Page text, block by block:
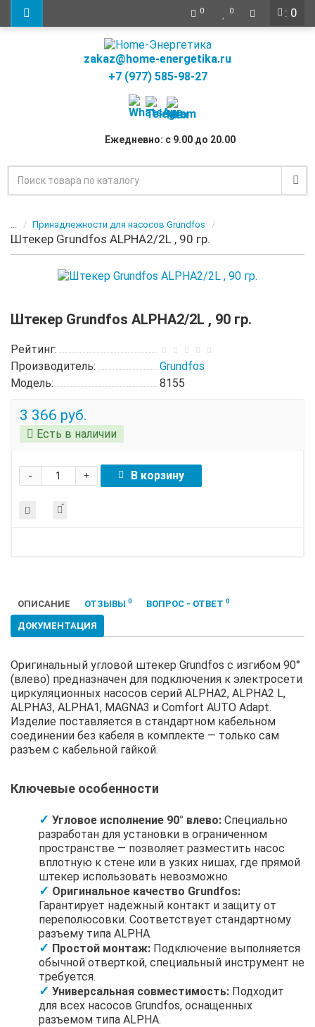
: 0
0 0
zakaz@home-energetika.ru
+7 (977) 585-98-27
Ежедневно: с 9.00 до 20.00
Принадлежности для насосов Grundfos
Штекер Grundfos ALPHA2/2L , 90 гр.
Штекер Grundfos ALPHA2/2L , 90 гр.
Рейтинг:
Производитель:
Grundfos
Модель:
8155
3 366 руб.
Есть в наличии
+
- В корзину
ОПИСАНИЕ ОТЗЫВЫ 0 ВОПРОС - ОТВЕТ 0
ДОКУМЕНТАЦИЯ
Оригинальный угловой штекер Grundfos с изгибом 90°
(влево) предназначен для подключения к электросети
циркуляционных насосов серий ALPHA2, ALPHA2 L,
ALPHA3, ALPHA1, MAGNA3 и Comfort AUTO Adapt.
Изделие поставляется в стандартном кабельном
соединении без кабеля в комплекте — только сам
разъем с кабельной гайкой.
Ключевые особенности
Угловое исполнение 90° влево: Специально
разработан для установки в ограниченном
пространстве — позволяет разместить насос
вплотную к стене или в узких нишах, где прямой
штекер использовать невозможно.
Оригинальное качество Grundfos:
Гарантирует надежный контакт и защиту от
переполюсовки. Соответствует стандартному
разъему типа ALPHA.
Простой монтаж: Подключение выполняется
обычной отверткой, специальный инструмент не
требуется.
Универсальная совместимость: Подходит
для всех насосов Grundfos, оснащенных
разъемом типа ALPHA.